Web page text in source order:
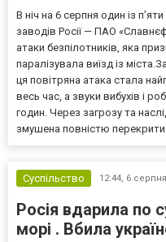
В ніч на 6 серпня один із
заводів Росії — ПАО
атаки безпілотників, яка
паралізувала виїзд із
ця повітряна атака стала
весь час, а звуки вибухів і
годин. Через загрозу та
змушена повністю перекрити
Суспільство 12:44, 6 серпня
Росія вдарила по
морі . Вбила